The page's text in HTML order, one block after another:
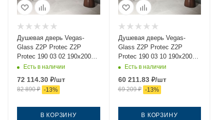
Душевая дверь Vegas-
Glass Z2P Protec Z2P
Protec 190 03 02 190х200
стекло рифленое профиль
Есть в наличии
72 114.30 ₽/шт
82 890₽ -13%
В КОРЗИНУ
Душевая дверь Vegas-
Glass Z2P Protec Z2P
Protec 190 03 10 190х200
стекло матовое профиль
Есть в наличии
60 211.83₽/шт
69 209₽ -13%
В КОРЗИНУ